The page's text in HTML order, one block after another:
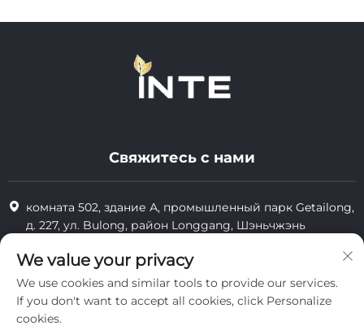
Свяжитесь с нами
комната 502, здание А, промышленный парк Getailong,
д. 227, ул. Bulong, район Longgang, Шэньчжэнь
+86-13823773549
[email protected]
We value your privacy
We use cookies and similar tools to provide our services.
If you don't want to accept all cookies, click Personalize
cookies.